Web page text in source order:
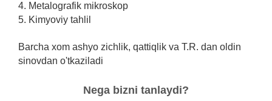
4. Metalografik mikroskop
5. Kimyoviy tahlil
Barcha xom ashyo zichlik, qattiqlik va T.R. dan oldin
sinovdan o'tkaziladi
Nega bizni tanlaydi?